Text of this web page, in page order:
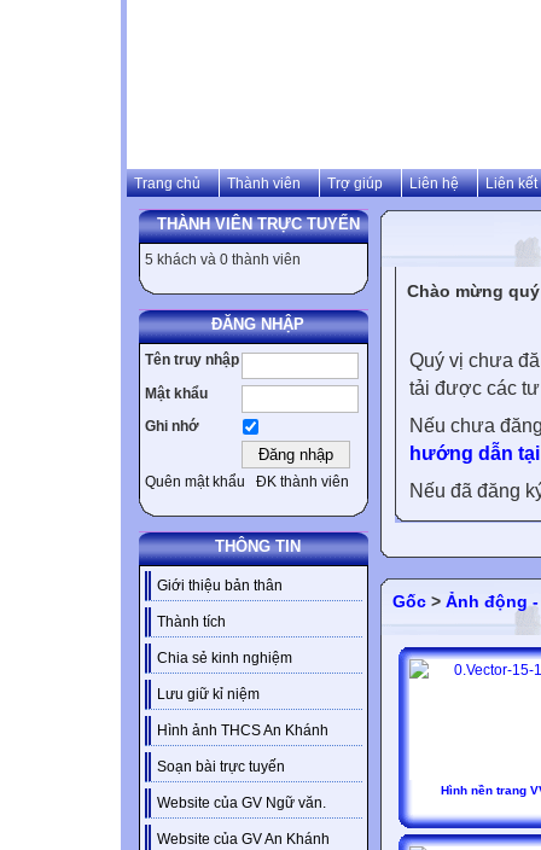
Trang chủ Thành viên Trợ giúp Liên hệ Liên kết
THÀNH VIÊN TRỰC TUYẾN
5 khách và 0 thành viên
ĐĂNG NHẬP
Tên truy nhập
Mật khẩu
Ghi nhớ
Quên mật khẩu ĐK thành viên
THÔNG TIN
Giới thiệu bản thân
Thành tích
Chia sẻ kinh nghiệm
Lưu giữ kỉ niệm
Hình ảnh THCS An Khánh
Soạn bài trực tuyến
Website của GV Ngữ văn.
Website của GV An Khánh
Chào mừng
Quý vị chưa
tải được các
Nếu chưa
hướng dẫn
Nếu đã đăng
Gốc > Ảnh động
Hình nền trang